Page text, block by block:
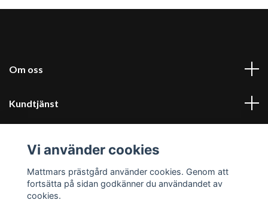
Om oss
Kundtjänst
Sociala medier
Vi använder cookies
Mattmars prästgård använder cookies. Genom att
fortsätta på sidan godkänner du användandet av
cookies.